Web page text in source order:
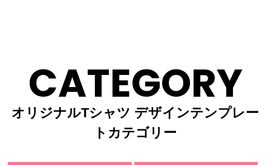
CATEGORY
オリジナルTシャツ デザインテンプレー
トカテゴリー